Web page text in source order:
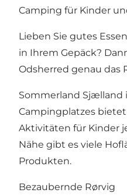
Camping für Kinder
Lieben Sie gutes
in Ihrem Gepäck?
Odsherred genau das
Sommerland Sjælland
Campingplatzes
Aktivitäten für Kinder
Nähe gibt es viele
Produkten.
Bezaubernde Rørvig